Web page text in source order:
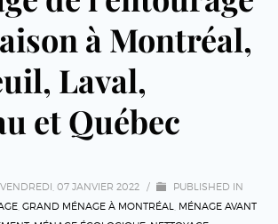
à Montréal,
Laval,
et Québec
VENDREDI, 07 JANVIER 2022 /
PUBLISHED IN
GRAND MÉNAGE À MONTRÉAL
MÉNAGE AVANT